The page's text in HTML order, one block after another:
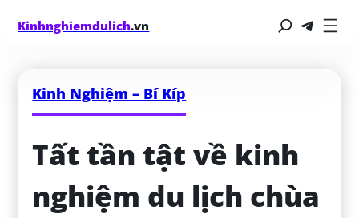
Kinhnghiemdulich.vn
Kinh Nghiệm – Bí Kíp
Tất tần tật về kinh
nghiệm du lịch chùa